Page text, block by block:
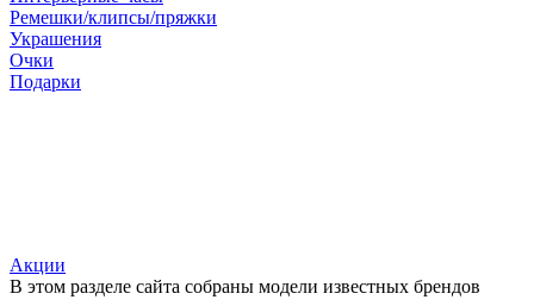
Ремешки/клипсы/пряжки
Украшения
Очки
Подарки
Акции
В этом разделе сайта собраны модели известных брендов